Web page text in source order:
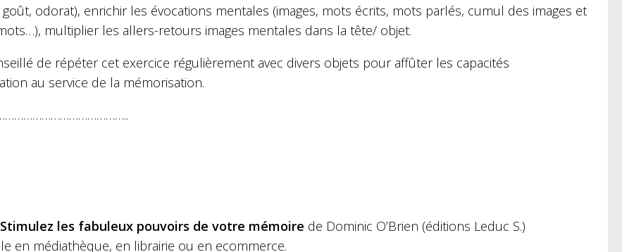
odorat), enrichir les évocations mentales (images, mots écrits, mots parlés, cumul des images et
multiplier les allers-retours images mentales dans la tête/ objet.
de répéter cet exercice régulièrement avec divers objets pour affûter les capacités
au service de la mémorisation.
Stimulez les fabuleux pouvoirs de votre mémoire de Dominic O’Brien (éditions Leduc S.)
en médiathèque, en librairie ou en ecommerce.